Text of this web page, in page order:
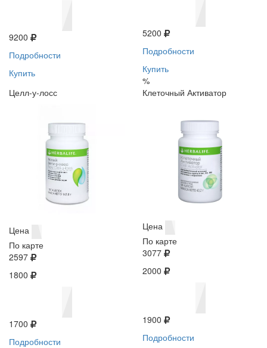
9200
Подробности
Купить
5200
Подробности
Купить
%
Целл-у-лосс
Цена
По карте
2597
1800
1700
Подробности
Клеточный Активатор
Цена
По карте
3077
2000
1900
Подробности